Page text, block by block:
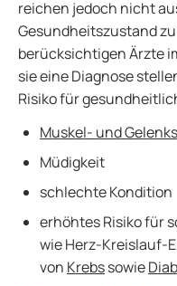
reichen jedoch nicht
Gesundheitszustand
berücksichtigen Ärzte
sie eine Diagnose
Risiko für
Muskel- und
Müdigkeit
schlechte Kondition
erhöhtes Risiko für
wie Herz-Kreislauf-
von Krebssowie